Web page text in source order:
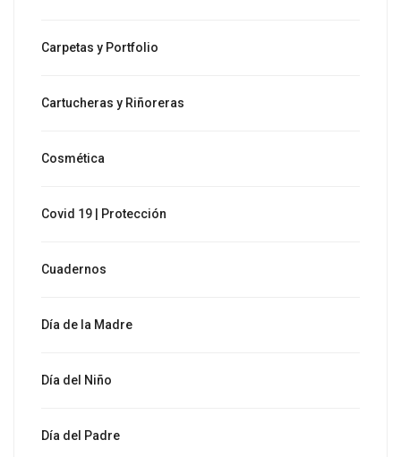
Carpetas y Portfolio
Cartucheras y Riñoreras
Cosmética
Covid 19 | Protección
Cuadernos
Día de la Madre
Día del Niño
Día del Padre